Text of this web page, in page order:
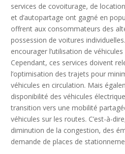
services de covoiturage, de
et d’autopartage ont gagné en
offrent aux consommateurs des
possession de voitures
encourager l’utilisation de
Cependant, ces services doivent
l’optimisation des trajets pour
véhicules en circulation. Mais
disponibilité des véhicules
transition vers une mobilité
véhicules sur les routes. C’est-à-
diminution de la congestion, des
demande de places de